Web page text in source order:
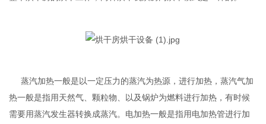
蒸汽加热一般是以一定压力的蒸汽为热源，进行加热，蒸汽气加
热一般是指用天然气、颗粒物、以及锅炉为燃料进行加热，有时候
需要用蒸汽发生器转换成蒸汽。电加热一般是指用电加热管进行加